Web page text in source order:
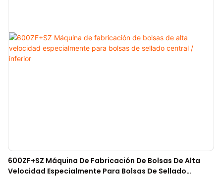
600ZF+SZ Máquina De Fabricación De Bolsas De Alta
Velocidad Especialmente Para Bolsas De Sellado